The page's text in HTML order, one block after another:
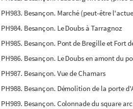
PH983. Besançon. Marché (peut-être
PH984. Besançon. Le Doubs à Tarragnoz
PH985. Besançon. Pont de Bregille et Fort
PH986. Besançon. Le Doubs en amont du
PH987. Besançon. Vue de Chamars
PH988. Besançon. Démolition de la porte
PH989. Besançon. Colonnade du square